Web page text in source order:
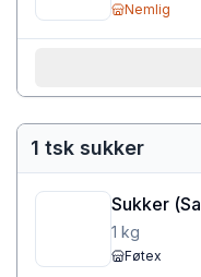
Nemlig
1 tsk sukker
Sukker (
1 kg
Føtex